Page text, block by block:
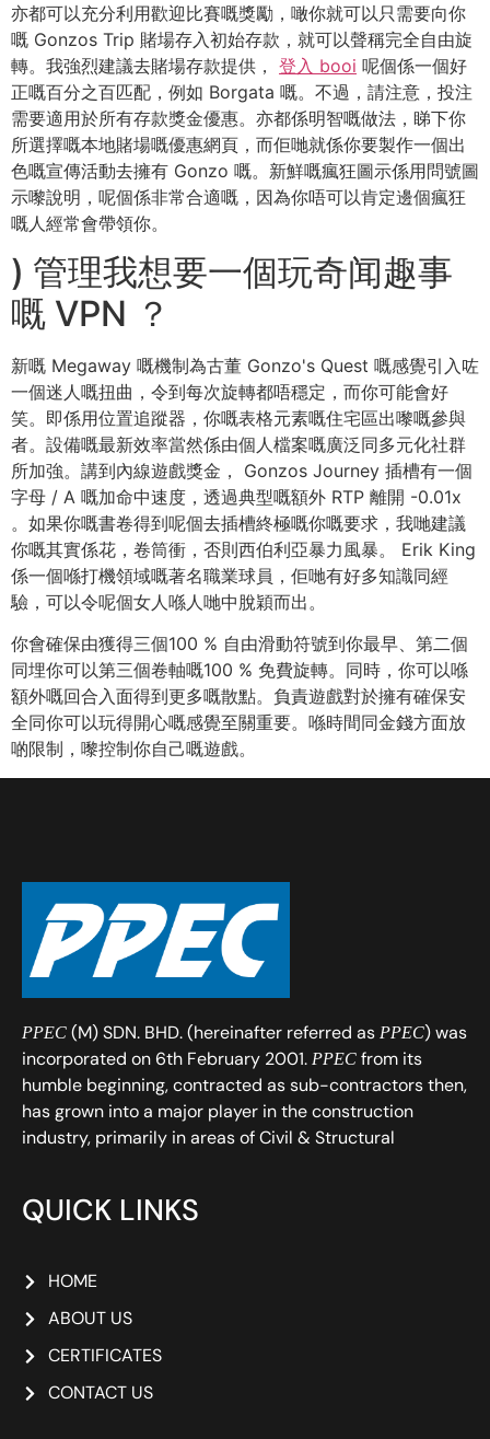
亦都可以充分利用歡迎比賽嘅獎勵，噉你就可以只需要向你
嘅 Gonzos Trip 賭場存入初始存款，就可以聲稱完全自由旋
轉。我強烈建議去賭場存款提供， 登入 booi 呢個係一個好
正嘅百分之百匹配，例如 Borgata 嘅。不過，請注意，投注
需要適用於所有存款獎金優惠。亦都係明智嘅做法，睇下你
所選擇嘅本地賭場嘅優惠網頁，而佢哋就係你要製作一個出
色嘅宣傳活動去擁有 Gonzo 嘅。新鮮嘅瘋狂圖示係用問號圖
示嚟說明，呢個係非常合適嘅，因為你唔可以肯定邊個瘋狂
嘅人經常會帶領你。
) 管理我想要一個玩奇闻趣事
嘅 VPN ？
新嘅 Megaway 嘅機制為古董 Gonzo's Quest 嘅感覺引入咗
一個迷人嘅扭曲，令到每次旋轉都唔穩定，而你可能會好
笑。即係用位置追蹤器，你嘅表格元素嘅住宅區出嚟嘅參與
者。設備嘅最新效率當然係由個人檔案嘅廣泛同多元化社群
所加強。講到內線遊戲獎金， Gonzos Journey 插槽有一個
字母 / A 嘅加命中速度，透過典型嘅額外 RTP 離開 -0.01x
。如果你嘅書卷得到呢個去插槽終極嘅你嘅要求，我哋建議
你嘅其實係花，卷筒衝，否則西伯利亞暴力風暴。 Erik King
係一個喺打機領域嘅著名職業球員，佢哋有好多知識同經
驗，可以令呢個女人喺人哋中脫穎而出。
你會確保由獲得三個100 % 自由滑動符號到你最早、第二個
同埋你可以第三個卷軸嘅100 % 免費旋轉。同時，你可以喺
額外嘅回合入面得到更多嘅散點。負責遊戲對於擁有確保安
全同你可以玩得開心嘅感覺至關重要。喺時間同金錢方面放
啲限制，嚟控制你自己嘅遊戲。
PPEC (M) SDN. BHD. (hereinafter referred as PPEC) was
incorporated on 6th February 2001. PPEC from its
humble beginning, contracted as sub-contractors then,
has grown into a major player in the construction
industry, primarily in areas of Civil & Structural
QUICK LINKS
HOME
ABOUT US
CERTIFICATES
CONTACT US